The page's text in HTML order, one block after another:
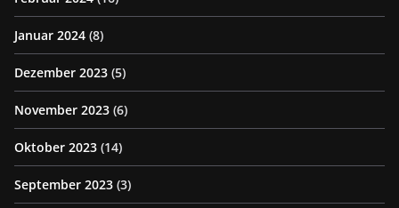
Januar 2024 (8)
Dezember 2023 (5)
November 2023 (6)
Oktober 2023 (14)
September 2023 (3)